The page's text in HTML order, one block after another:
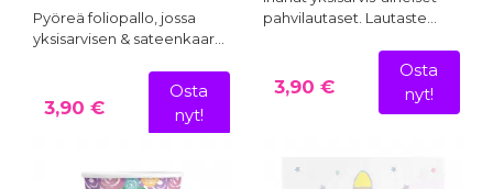
Pyöreä foliopallo, jossa
yksisarvisen & sateenkaar…
3,90 €
Osta
nyt!
pahvilautaset. Lautaste…
3,90 €
Osta
nyt!